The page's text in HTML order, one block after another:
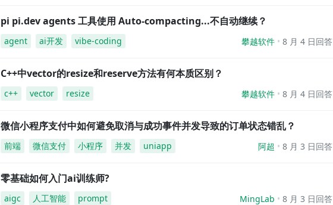
pi pi.dev agents 工具使用 Auto-compacting...不自动继续？
agent ai开发 vibe-coding 攀越软件 8 月 4 日回答
C++中vector的resize和reserve方法有何本质区别？
c++ vector resize 攀越软件 8 月 4 日回答
微信小程序支付中如何避免取消与成功事件并发导致的订单状态错乱？
前端 微信支付 小程序 并发 uniapp 阿超 8 月 3 日回答
零基础如何入门ai训练师?
aigc 人工智能 prompt MingLab 8 月 3 日回答